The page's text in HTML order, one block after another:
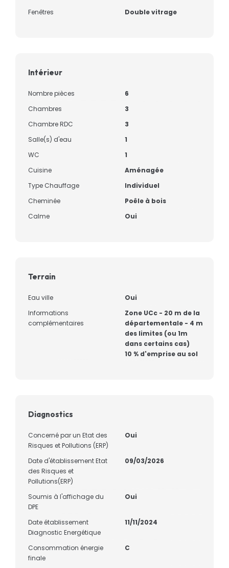
Fenêtres
Double vitrage
Intérieur
Nombre pièces
6
Chambres
3
Chambre RDC
3
Salle(s) d'eau
1
WC
1
Cuisine
Aménagée
Type Chauffage
Individuel
Cheminée
Poêle à bois
Calme
Oui
Terrain
Eau ville
Oui
Informations
complémentaires
Zone UCc - 20 m de la
départementale - 4 m
des limites (ou 1m
dans certains cas)
10 % d'emprise au sol
Diagnostics
Concerné par un Etat des
Risques et Pollutions (ERP)
Oui
Date d'établissement Etat
des Risques et
Pollutions(ERP)
09/03/2026
Soumis à l'affichage du
DPE
Oui
Date établissement
Diagnostic Energétique
11/11/2024
Consommation énergie
finale
C